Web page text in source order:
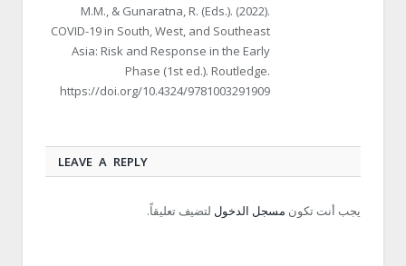
M.M., & Gunaratna, R. (Eds.). (2022).
COVID-19 in South, West, and Southeast
Asia: Risk and Response in the Early
Phase (1st ed.). Routledge.
https://doi.org/10.4324/9781003291909
LEAVE A REPLY
يجب أنت تكون مسجل الدخول لتضيف تعليقاً.